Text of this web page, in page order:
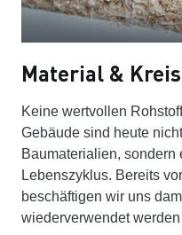
Material &
Keine wertvollen
Gebäude sind heute
Baumaterialien,
Lebenszyklus. Bereits
beschäftigen wir uns
wiederverwendet